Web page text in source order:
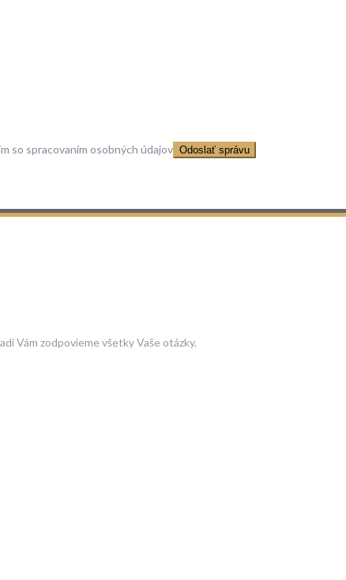
so spracovaním osobných údajov
Vám zodpovieme všetky Vaše otázky.